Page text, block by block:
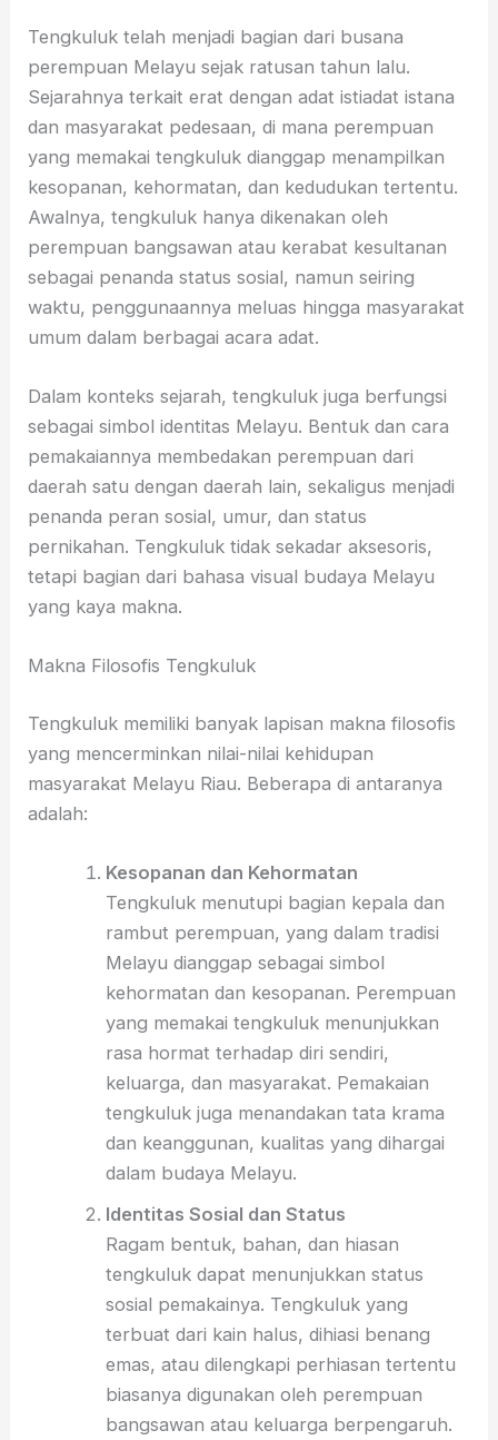
Tengkuluk telah menjadi bagian dari busana
perempuan Melayu sejak ratusan tahun lalu.
Sejarahnya terkait erat dengan adat istiadat istana
dan masyarakat pedesaan, di mana perempuan
yang memakai tengkuluk dianggap menampilkan
kesopanan, kehormatan, dan kedudukan tertentu.
Awalnya, tengkuluk hanya dikenakan oleh
perempuan bangsawan atau kerabat kesultanan
sebagai penanda status sosial, namun seiring
waktu, penggunaannya meluas hingga masyarakat
umum dalam berbagai acara adat.
Dalam konteks sejarah, tengkuluk juga berfungsi
sebagai simbol identitas Melayu. Bentuk dan cara
pemakaiannya membedakan perempuan dari
daerah satu dengan daerah lain, sekaligus menjadi
penanda peran sosial, umur, dan status
pernikahan. Tengkuluk tidak sekadar aksesoris,
tetapi bagian dari bahasa visual budaya Melayu
yang kaya makna.
Makna Filosofis Tengkuluk
Tengkuluk memiliki banyak lapisan makna filosofis
yang mencerminkan nilai-nilai kehidupan
masyarakat Melayu Riau. Beberapa di antaranya
adalah:
Kesopanan dan Kehormatan
Tengkuluk menutupi bagian kepala dan
rambut perempuan, yang dalam tradisi
Melayu dianggap sebagai simbol
kehormatan dan kesopanan. Perempuan
yang memakai tengkuluk menunjukkan
rasa hormat terhadap diri sendiri,
keluarga, dan masyarakat. Pemakaian
tengkuluk juga menandakan tata krama
dan keanggunan, kualitas yang dihargai
dalam budaya Melayu.
Identitas Sosial dan Status
Ragam bentuk, bahan, dan hiasan
tengkuluk dapat menunjukkan status
sosial pemakainya. Tengkuluk yang
terbuat dari kain halus, dihiasi benang
emas, atau dilengkapi perhiasan tertentu
biasanya digunakan oleh perempuan
bangsawan atau keluarga berpengaruh.